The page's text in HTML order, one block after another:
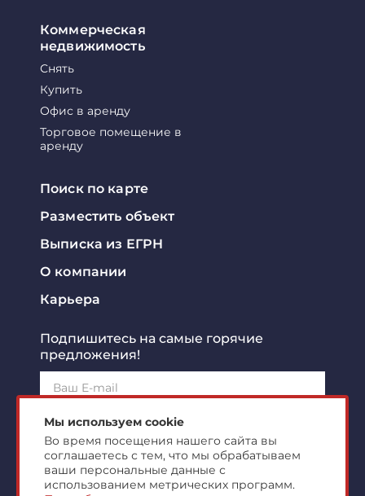
Коммерческая
недвижимость
Снять
Купить
Офис в аренду
Торговое помещение в
аренду
Поиск по карте
Разместить объект
Выписка из ЕГРН
О компании
Карьера
Подпишитесь на самые горячие
предложения!
Подписаться!
Я ознакомлен сполитикой конфиденциальности
согласен наобработку персональных данных
Мы используем cookie
Во время посещения нашего сайта вы
соглашаетесь с тем, что мы обрабатываем
ваши персональные данные с
использованием метрических программ.